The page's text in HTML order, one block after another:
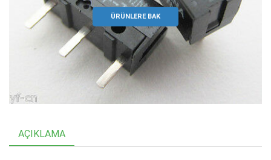
ÜRÜNLERE BAK
AÇIKLAMA